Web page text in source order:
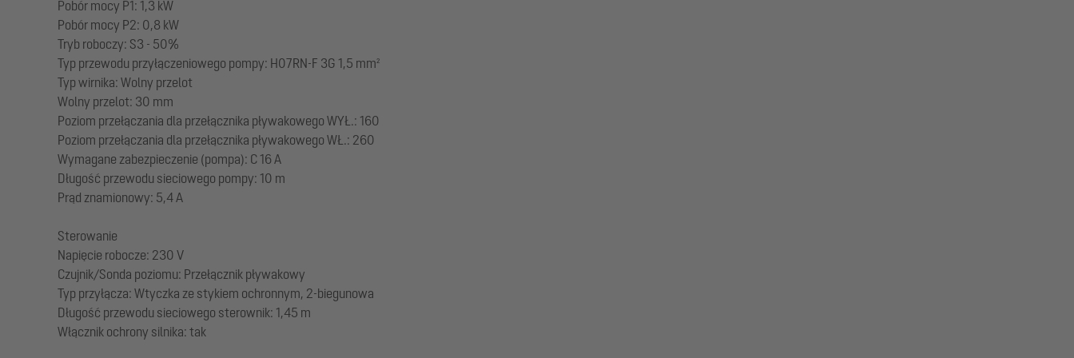
Pobór mocy P1: 1,3 kW
Pobór mocy P2: 0,8 kW
Tryb roboczy: S3 - 50%
Typ przewodu przyłączeniowego pompy: H07RN-F 3G 1,5 mm²
Typ wirnika: Wolny przelot
Wolny przelot: 30 mm
Poziom przełączania dla przełącznika pływakowego WYŁ.: 160
Poziom przełączania dla przełącznika pływakowego WŁ.: 260
Wymagane zabezpieczenie (pompa): C 16 A
Długość przewodu sieciowego pompy: 10 m
Prąd znamionowy: 5,4 A
Sterowanie
Napięcie robocze: 230 V
Czujnik/Sonda poziomu: Przełącznik pływakowy
Typ przyłącza: Wtyczka ze stykiem ochronnym, 2-biegunowa
Długość przewodu sieciowego sterownik: 1,45 m